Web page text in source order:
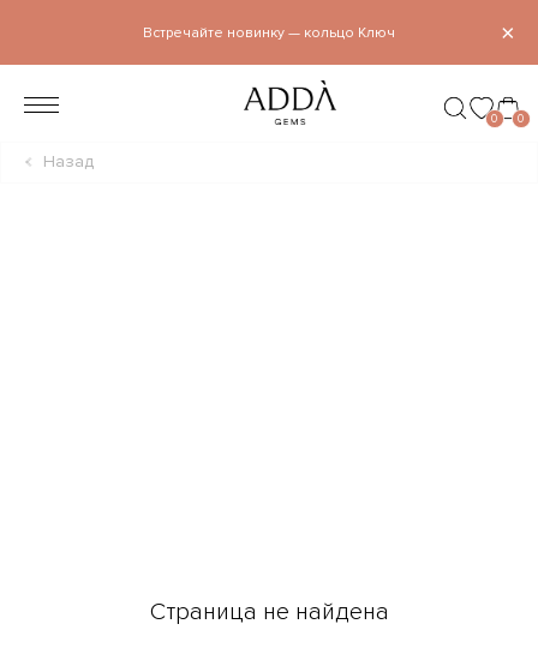
×
Встречайте новинку — кольцо Ключ
0 0
Назад
Страница не найдена